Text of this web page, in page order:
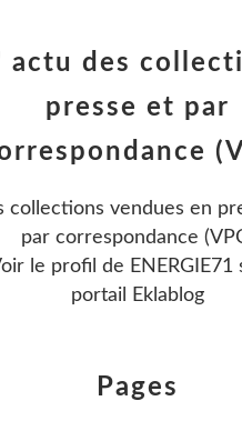
Pages
actu des
presse et par
collections vendues en
par correspondance
le profil de ENERGIE71
portail Eklablog